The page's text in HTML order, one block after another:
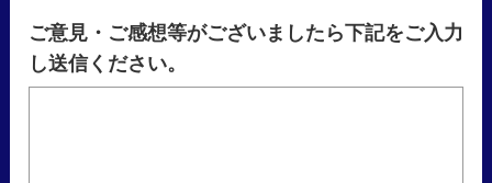
ご意見・ご感想等がございましたら下記をご入力
し送信ください。